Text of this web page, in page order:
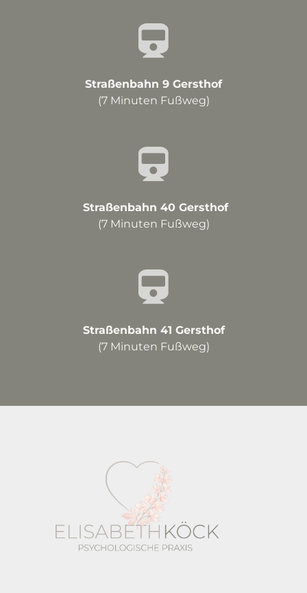
Straßenbahn 9 Gersthof
(7 Minuten Fußweg)
Straßenbahn 40 Gersthof
(7 Minuten Fußweg)
Straßenbahn 41 Gersthof
(7 Minuten Fußweg)